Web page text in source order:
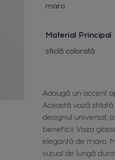
maro
Material Principal
sticlă colorată
Adaugă un accent
Această vază
designul universal,
beneficii Vaza
elegantă de maro.
vizual de lungă